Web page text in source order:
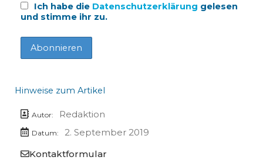
Ich habe die Datenschutzerklärung gelesen
und stimme ihr zu.
Hinweise zum Artikel
Autor: Redaktion
Datum:
2. September 2019
Kontaktformular